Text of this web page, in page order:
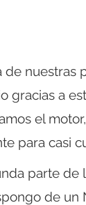
de
gracias a
el
para casi
parte de
de un